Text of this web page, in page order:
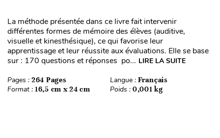
La méthode présentée dans ce livre fait intervenir
différentes formes de mémoire des élèves (auditive,
visuelle et kinesthésique), ce qui favorise leur
apprentissage et leur réussite aux évaluations. Elle se base
sur : 170 questions et réponses po... LIRE LA SUITE
Pages : 264 Pages Langue : Français
Format : 16,5 cm x 24 cm Poids : 0,001 kg